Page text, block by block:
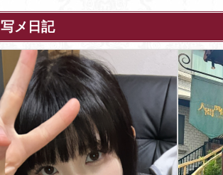
写メ日記